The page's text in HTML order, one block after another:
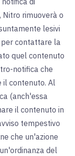
Nitro rimuoverà o
lesivi
contattare la
quel contenuto
notifica che
il contenuto. Al
(anch'essa
il contenuto in
tempestivo
che un'azione
del